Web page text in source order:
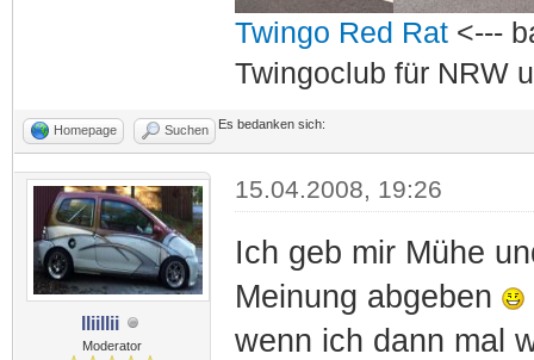
Twingo Red Rat<---
Twingoclub für NRW
Homepage Suchen Es bedanken sich:
lliillii
Moderator
15.04.2008, 19:26
Ich geb mir Mühe
Meinung abgeben
wenn ich dann mal